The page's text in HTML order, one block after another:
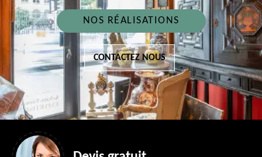
NOS RÉALISATIONS
CONTACTEZ NOUS